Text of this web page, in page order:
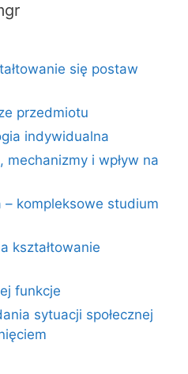
się postaw
przedmiotu
indywidualna
i wpływ na
– kompleksowe studium
kształtowanie
funkcje
sytuacji społecznej